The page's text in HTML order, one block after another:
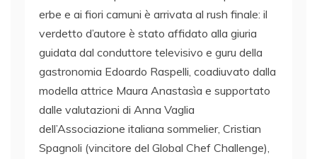
erbe e ai fiori camuni è arrivata al rush finale: il
verdetto d’autore è stato affidato alla giuria
guidata dal conduttore televisivo e guru della
gastronomia Edoardo Raspelli, coadiuvato dalla
modella attrice Maura Anastasìa e supportato
dalle valutazioni di Anna Vaglia
dell’Associazione italiana sommelier, Cristian
Spagnoli (vincitore del Global Chef Challenge),